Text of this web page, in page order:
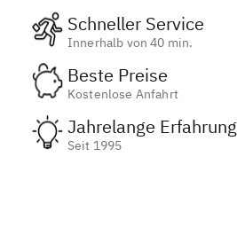
Schneller Service
Innerhalb von 40 min.
Beste Preise
Kostenlose Anfahrt
Jahrelange Erfahrung
Seit 1995